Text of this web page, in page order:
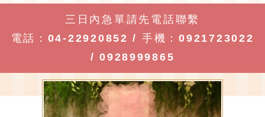
三日內急單請先電話聯繫
電話： 04-22920852 / 手機：0921723022
/0928999865